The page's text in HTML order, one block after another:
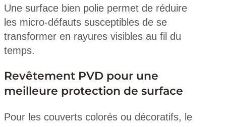
Une surface bien polie permet de réduire
les micro-défauts susceptibles de se
transformer en rayures visibles au fil du
temps.
Revêtement PVD pour une
meilleure protection de surface
Pour les couverts colorés ou décoratifs, le